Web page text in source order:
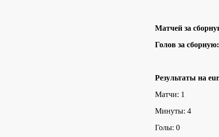
Матчей за
Голов за сборную:
Результаты на
Матчи: 1
Минуты: 4
Голы: 0